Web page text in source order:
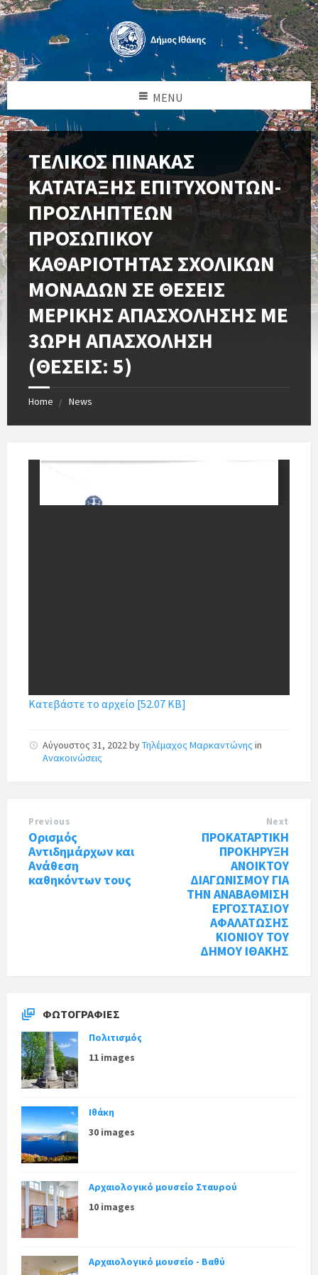
MENU
ΤΕΛΙΚΟΣ ΠΙΝΑΚΑΣ
ΚΑΤΑΤΑΞΗΣ ΕΠΙΤΥΧΟΝΤΩΝ-
ΠΡΟΣΛΗΠΤΕΩΝ
ΠΡΟΣΩΠΙΚΟΥ
ΚΑΘΑΡΙΟΤΗΤΑΣ ΣΧΟΛΙΚΩΝ
ΜΟΝΑΔΩΝ ΣΕ ΘΕΣΕΙΣ
ΜΕΡΙΚΗΣ ΑΠΑΣΧΟΛΗΣΗΣ ΜΕ
3ΩΡΗ ΑΠΑΣΧΟΛΗΣΗ
(ΘΕΣΕΙΣ: 5)
Home News
Κατεβάστε το αρχείο [52.07 KB]
Αύγουστος 31, 2022byΤηλέμαχος Μαρκαντώνης in
Ανακοινώσεις
Previous
Ορισμός
Αντιδημάρχων και
Ανάθεση
καθηκόντων τους
Next
ΠΡΟΚΑΤΑΡΤΙΚΗ
ΠΡΟΚΗΡΥΞΗ
ΑΝΟΙΚΤΟΥ
ΔΙΑΓΩΝΙΣΜΟΥ ΓΙΑ
ΤΗΝ ΑΝΑΒΑΘΜΙΣΗ
ΕΡΓΟΣΤΑΣΙΟΥ
ΑΦΑΛΑΤΩΣΗΣ
ΚΙΟΝΙΟΥ ΤΟΥ
ΔΗΜΟΥ ΙΘΑΚΗΣ
ΦΩΤΟΓΡΑΦΊΕΣ
Πολιτισμός
11 images
Ιθάκη
30 images
Αρχαιολογικό μουσείο Σταυρού
10 images
Αρχαιολογικό μουσείο - Βαθύ